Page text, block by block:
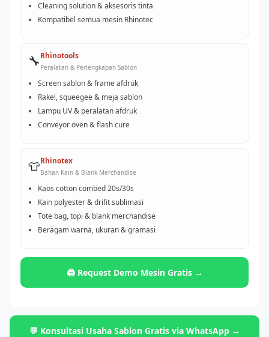
Cleaning solution & aksesoris tinta
Kompatibel semua mesin Rhinotec
🔧Rhinotools
Peralatan & Perlengkapan Sablon
Screen sablon & frame afdruk
Rakel, squeegee & meja sablon
Lampu UV & peralatan afdruk
Conveyor oven & flash cure
👕Rhinotex
Bahan Kain & Blank Merchandise
Kaos cotton combed 20s/30s
Kain polyester & drifit sublimasi
Tote bag, topi & blank merchandise
Beragam warna, ukuran & gramasi
🖨️ Request Demo Mesin Gratis →
💬 Konsultasi Usaha Sablon Gratis via WhatsApp →